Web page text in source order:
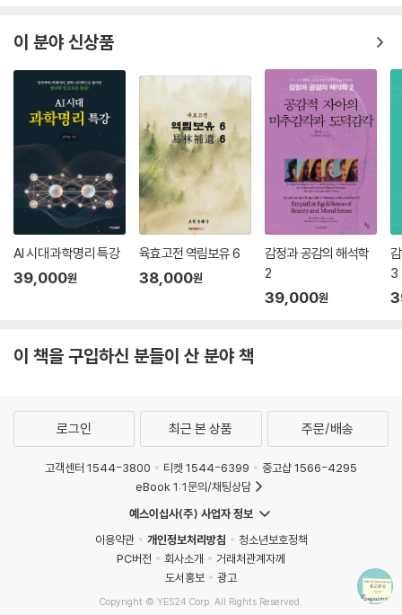
첫째, 서구인들의 눈에 비친 유교문명·동아시아를 통해서 오히려 서구인
들의 당시 삶과 생각을 알 수 있다.
둘째, 그들이 기울인 관심을 통해서 지나치기 쉬운 우리 자신의 소중한 모
습을 볼 수 있다.
셋째, 서양이 동양에 대해서, 동양이 서양에 대해서 갖고 있는 잘못된 시각
과 인식을 바로잡을 수 있다.
넷째, 결국은 동양이든 서양이든 가릴 것 없이 인류 자신의 모습을 제대로
보는 계기가 된다.
남들이 진정 매력으로 여기고 있는 내 자신의 모습이나 특성 등에 대해서
나는 과연 얼마나 알고 있는가? 이 의문을 풀고 정리하는 것도 나에 대해
반성하고, 참된 자아를 인식하는 데에 중요한 과업이다. 그것은 인간이란
기 때문일 것이다. 유교의 상식적·자연적·이성적 특성이나 보편성 때문에,
즉 유교에서 강조하는 것은 어느 곳, 어느 시대에도 있을 수 있는 것이기 때
문에, 유럽사회가 유교의 영향을 어느 정도 받았는지 명확하게 밝히기는
불가능 할 것이라고 말하는 인물도 있다. 그러나 이런 인물조차도 유교문
명과의 조우로 인하여 유럽사회가 17·18세기에 상상 이상으로 급격한 생
활양식의 변모를 겪게 되었고, 그것은 이전과 상당히 다른 것이었다고 인
유럽사회가 겪은 유교의 영향을 따지는 것은 오래 걸리고 지루한 작업일지
이 분야 신상품
AI 시대 과학명리 특강
39,000원
육효고전 역림보유 6
38,000원
감정과 공감의 해석학
2
39,000원
3
이 책을 구입하신 분들이 산 분야 책
로그인 최근 본 상품 주문/배송
고객센터 1544-3800 티켓 1544-6399
중고샵 1566-4295
eBook 1:1문의/채팅상담
예스이십사(주) 사업자 정보
이용약관
개인정보처리방침
청소년보호정책
PC버전
회사소개
거래처관계자께
도서홍보
광고
Copyright © YES24 Corp. All Rights Reserved.